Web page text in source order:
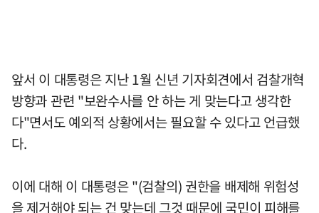
앞서 이 대통령은 지난 1월 신년 기자회견에서 검찰개혁
방향과 관련 "보완수사를 안 하는 게 맞는다고 생각한
다"면서도 예외적 상황에서는 필요할 수 있다고 언급했
다.
이에 대해 이 대통령은 "(검찰의) 권한을 배제해 위험성
을 제거해야 되는 건 맞는데 그것 때문에 국민이 피해를